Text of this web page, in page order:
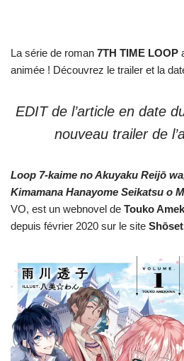
La série de roman 7TH TIME LOOP
animée ! Découvrez le trailer et la
EDIT de l’article en date
nouveau trailer de
Loop 7-kaime no Akuyaku Reijō
Kimamana Hanayome Seikatsu o
VO, est un webnovel de Touko
depuis février 2020 sur le site